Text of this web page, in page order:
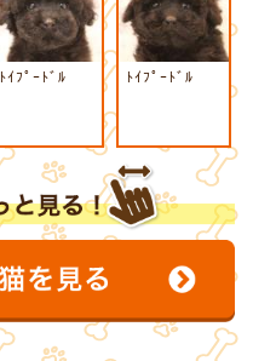
ﾄｲﾌﾟｰﾄﾞﾙ ﾄｲﾌﾟｰﾄﾞﾙ